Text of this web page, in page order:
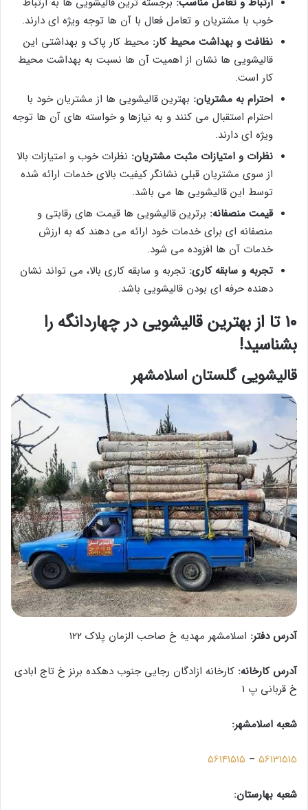
خوب با مشتریان و تعامل فعال با آن ها توجه ویژه ای دارند.
نظافت و بهداشت محیط کار: محیط کار پاک و بهداشتی این
قالیشویی ها نشان از اهمیت آن ها نسبت به بهداشت محیط
کار است.
احترام به مشتریان: بهترین قالیشویی ها از مشتریان خود با
احترام استقبال می کنند و به نیازها و خواسته های آن ها توجه
ویژه ای دارند.
نظرات و امتیازات مثبت مشتریان: نظرات خوب و امتیازات بالا
از سوی مشتریان قبلی نشانگر کیفیت بالای خدمات ارائه شده
توسط این قالیشویی ها می باشد.
قیمت منصفانه: برترین قالیشویی ها قیمت های رقابتی و
منصفانه ای برای خدمات خود ارائه می دهند که به ارزش
خدمات آن ها افزوده می شود.
تجربه و سابقه کاری: تجربه و سابقه کاری بالا، می تواند نشان
دهنده حرفه ای بودن قالیشویی باشد.
10 تا از بهترین قالیشویی در چهاردانگه را
بشناسید!
قالیشویی گلستان اسلامشهر
آدرس دفتر: اسلامشهر مهدیه خ صاحب الزمان پلاک ۱۲۲
آدرس کارخانه: کارخانه ازادگان رجایی جنوب دهکده برنز خ تاج ابادی
خ قربانی پ ۱
شعبه اسلامشهر:
56131515
–
56141515
شعبه بهارستان: